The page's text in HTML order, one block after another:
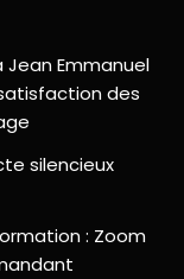
Jean Emmanuel
des
silencieux
: Zoom